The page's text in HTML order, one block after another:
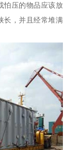
怕压的物品应该放
长，并且经常堆满